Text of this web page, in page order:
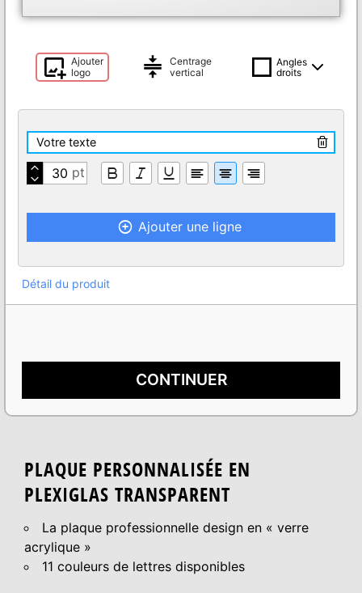
PLAQUE PERSONNALISÉE EN
PLEXIGLAS TRANSPARENT
La plaque professionnelle design en « verre
acrylique »
11 couleurs de lettres disponibles
Ajouter
logo
Centrage
vertical
Angles
droits
Ajouter une ligne
Détail du produit
CONTINUER